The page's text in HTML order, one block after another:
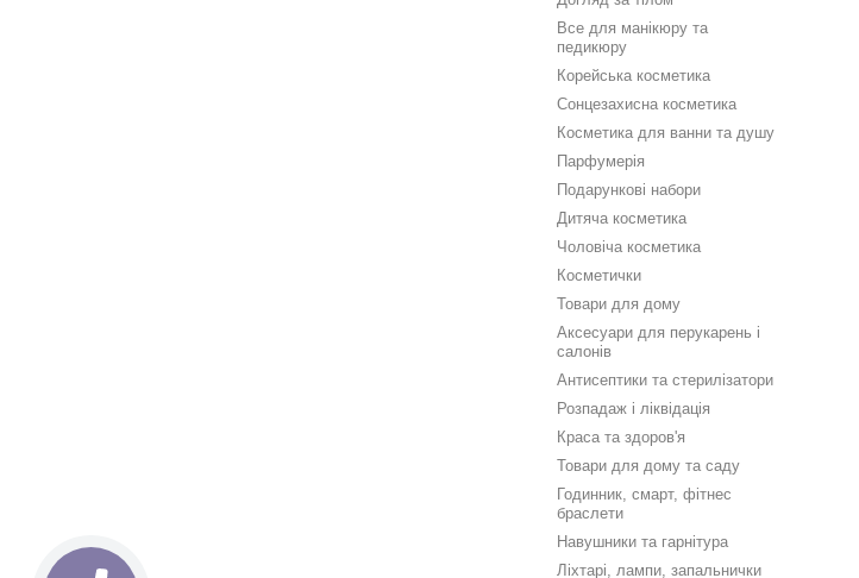
Все для манікюру та
педикюру
Корейська косметика
Сонцезахисна косметика
Косметика для ванни та душу
Парфумерія
Подарункові набори
Дитяча косметика
Чоловіча косметика
Косметички
Товари для дому
Аксесуари для перукарень і
салонів
Антисептики та стерилізатори
Розпадаж і ліквідація
Краса та здоров'я
Товари для дому та саду
Годинник, смарт, фітнес
браслети
Навушники та гарнітура
Ліхтарі, лампи, запальнички